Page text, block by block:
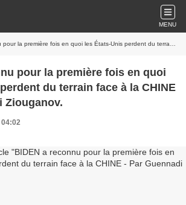
MENU
fois en quoi les États-Unis perdent du terrain face à la CHINE - Par Guennadi Ziouganov.
pour la première fois en quoi
du terrain face à la CHINE
Ziouganov.
04:02